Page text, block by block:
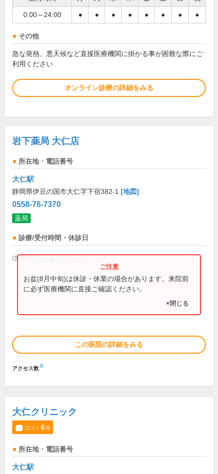
0:00～24:00 ● ● ● ● ● ● ● ●
その他
急な発熱、悪天候など直接医療機関に掛かる事が困難な際にご
利用ください
オンライン診療の詳細をみる
岩下薬局 大仁店
所在地・電話番号
大仁駅
静岡県伊豆の国市大仁字下宿382-1 [地図]
0558-76-7370
薬局
診療/受付時間・休診日
(営業時間は直接お問い合わせください)
お盆(8月中旬)は休診・休業の場合があります。来院前
に必ず医療機関に直接ご確認ください。
×閉じる
この医院の詳細をみる
アクセス数※
大仁クリニック
口コミ 6件
所在地・電話番号
大仁駅